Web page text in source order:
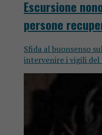
Escursione
persone
Sfida al buonsenso
intervenire i vigili del